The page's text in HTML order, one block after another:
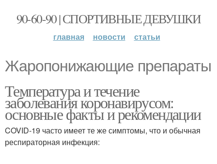
90-60-90 | СПОРТИВНЫЕ ДЕВУШКИ
главная новости статьи
Жаропонижающие препараты
Температура и течение
заболевания коронавирусом:
основные факты и рекомендации
COVID-19 часто имеет те же симптомы, что и обычная
респираторная инфекция: